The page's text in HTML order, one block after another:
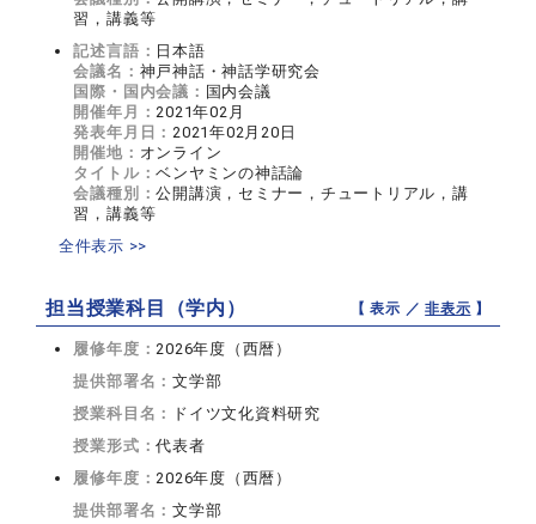
習，講義等
記述言語： 日本語
会議名： 神戸神話・神話学研究会
国際・国内会議： 国内会議
開催年月：2021年02月
発表年月日：2021年02月20日
開催地： オンライン
タイトル：ベンヤミンの神話論
会議種別：公開講演，セミナー，チュートリアル，講
習，講義等
全件表示 >>
担当授業科目（学内） 【 表示 ／非表示 】
履修年度：2026年度（西暦）
提供部署名：文学部
授業科目名：
ドイツ文化資料研究
授業形式：代表者
履修年度：2026年度（西暦）
提供部署名：文学部